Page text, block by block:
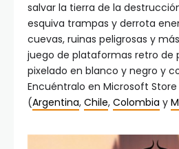
salvar la tierra de la
esquiva trampas y derrota
cuevas, ruinas peligrosas y
juego de plataformas retro de
pixelado en blanco y negro y
Encuéntralo en Microsoft Store
(Argentina, Chile, Colombia y